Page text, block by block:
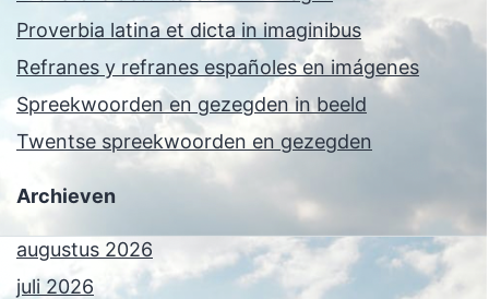
Proverbia latina et dicta in imaginibus
Refranes y refranes españoles en imágenes
Spreekwoorden en gezegden in beeld
Twentse spreekwoorden en gezegden
Archieven
augustus 2026
juli 2026